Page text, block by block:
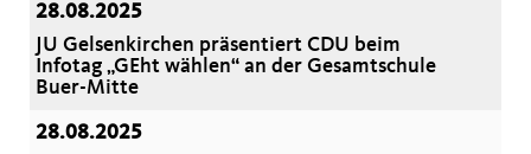
28.08.2025
JU Gelsenkirchen präsentiert CDU beim
Infotag „GEht wählen“ an der Gesamtschule
Buer-Mitte
28.08.2025